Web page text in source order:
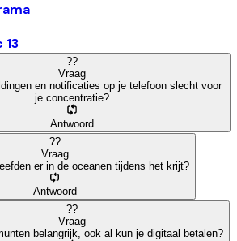
13
??
Vraag
en notificaties op je telefoon slecht voor
je concentratie?
Antwoord
??
Vraag
er in de oceanen tijdens het krijt?
Antwoord
??
Vraag
belangrijk, ook al kun je digitaal betalen?